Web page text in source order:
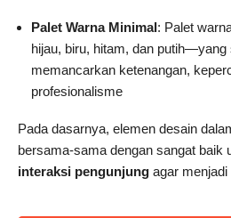
Palet Warna Minimal: Palet
hijau, biru, hitam, dan putih—yang
memancarkan ketenangan,
profesionalisme
Pada dasarnya, elemen desain
bersama-sama dengan sangat baik
interaksi pengunjung agar menjadi